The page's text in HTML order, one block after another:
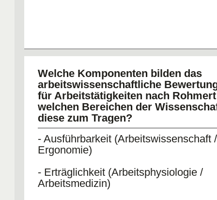
Welche Komponenten bilden das
arbeitswissenschaftliche
für Arbeitstätigkeiten nach Rohmert
welchen Bereichen der
diese zum Tragen?
- Ausführbarkeit (Arbeitswissenschaft /
Ergonomie)
- Erträglichkeit (Arbeitsphysiologie /
Arbeitsmedizin)